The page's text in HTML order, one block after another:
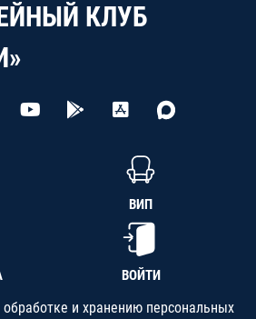
КЛУБ
ВИП
ВОЙТИ
и хранению персональных